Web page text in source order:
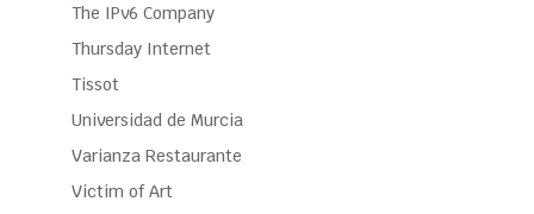
The IPv6 Company
Thursday Internet
Tissot
Universidad de Murcia
Varianza Restaurante
Victim of Art